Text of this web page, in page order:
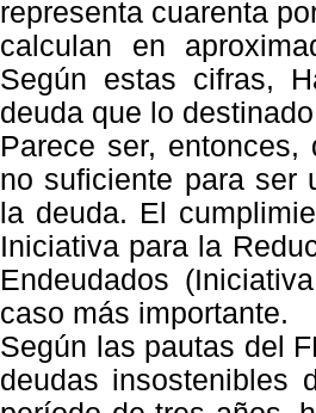
representa cuarenta
calculan en
Según estas cifras,
deuda que lo
Parece ser,
no suficiente para ser
la deuda. El
Iniciativa para la
Endeudados
caso más importante.
Según las pautas del
deudas insostenibles